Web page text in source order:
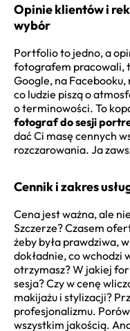
Opinie klientów i
wybór
Portfolio to jedno, a
fotografem pracowali,
Google, na
co ludzie piszą o
o terminowości. To
fotograf do sesji
dać Ci masę cennych
rozczarowania. Ja
Cennik i zakres
Cena jest ważna, ale
Szczerze? Czasem
żeby była prawdziwa,
dokładnie, co wchodzi
otrzymasz? W jakiej
sesja? Czy w cenę
makijażu i stylizacji?
profesjonalizmu.
wszystkim jakością.